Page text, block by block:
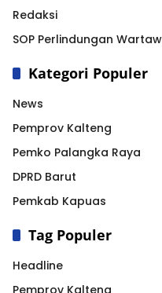
Redaksi
SOP Perlindungan
Kategori Populer
News
Pemprov Kalteng
Pemko Palangka Raya
DPRD Barut
Pemkab Kapuas
Tag Populer
Headline